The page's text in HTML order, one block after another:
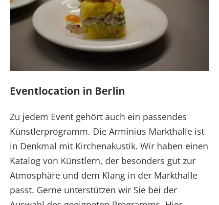
Eventlocation in Berlin
Zu jedem Event gehört auch ein passendes
Künstlerprogramm. Die Arminius Markthalle ist
in Denkmal mit Kirchenakustik. Wir haben einen
Katalog von Künstlern, der besonders gut zur
Atmosphäre und dem Klang in der Markthalle
passt. Gerne unterstützen wir Sie bei der